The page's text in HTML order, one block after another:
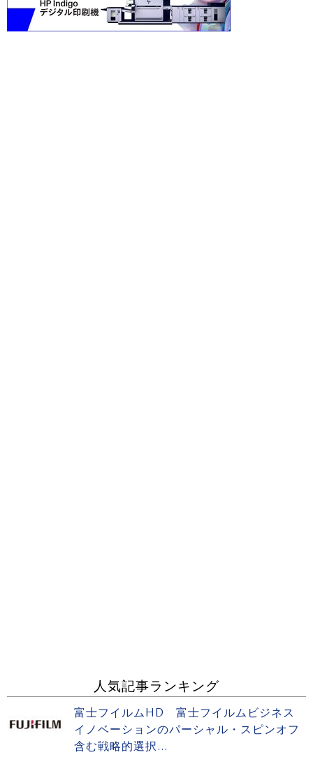
人気記事ランキング
富士フイルムHD 富士フイルムビジネス
イノベーションのパーシャル・スピンオフ
含む戦略的選択...